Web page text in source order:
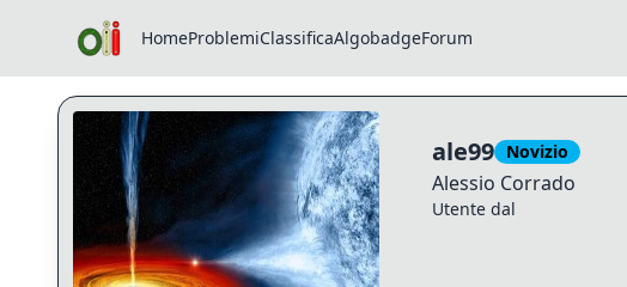
HomeProblemiClassificaAlgobadgeForum
Profilo di ale99
ale99 Novizio
Alessio Corrado
Utente dal